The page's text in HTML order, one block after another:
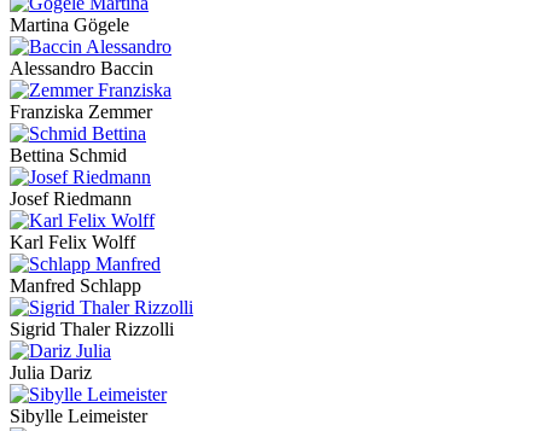
Martina Gögele
Alessandro Baccin
Franziska Zemmer
Bettina Schmid
Josef Riedmann
Karl Felix Wolff
Manfred Schlapp
Sigrid Thaler Rizzolli
Julia Dariz
Sibylle Leimeister